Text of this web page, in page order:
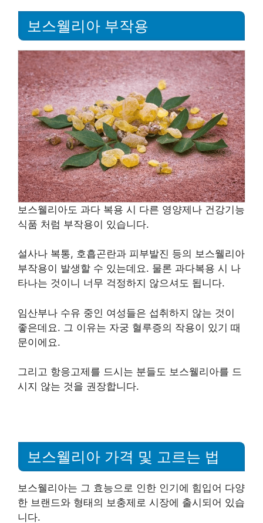
보스웰리아 부작용
보스웰리아도 과다 복용 시 다른 영양제나 건강기능
식품 처럼 부작용이 있습니다.
설사나 복통, 호흡곤란과 피부발진 등의 보스웰리아
부작용이 발생할 수 있는데요. 물론 과다복용 시 나
타나는 것이니 너무 걱정하지 않으셔도 됩니다.
임산부나 수유 중인 여성들은 섭취하지 않는 것이
좋은데요. 그 이유는 자궁 혈루증의 작용이 있기 때
문이에요.
그리고 항응고제를 드시는 분들도 보스웰리아를 드
시지 않는 것을 권장합니다.
보스웰리아 가격 및 고르는 법
보스웰리아는 그 효능으로 인한 인기에 힘입어 다양
한 브랜드와 형태의 보충제로 시장에 출시되어 있습
니다.